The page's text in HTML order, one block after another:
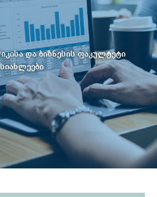
და ბიზნესის ფაკულტეტი
სიახლეები